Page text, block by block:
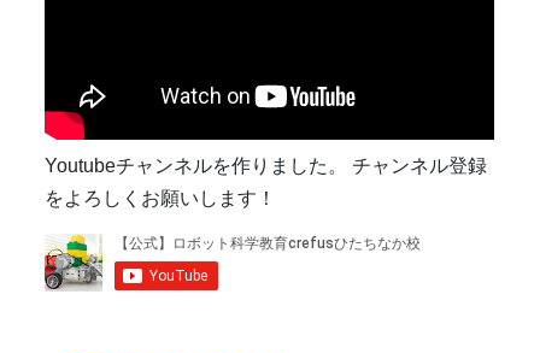
Youtubeチャンネルを作りました。 チャンネル登録
をよろしくお願いします！